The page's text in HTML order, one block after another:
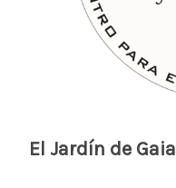
El Jardín de Gaia